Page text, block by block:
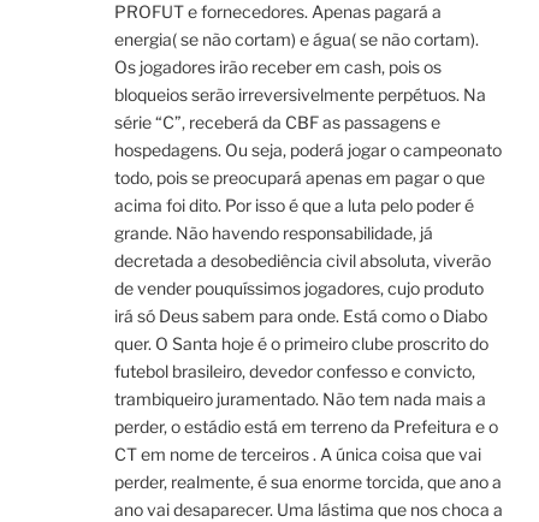
PROFUT e fornecedores. Apenas pagará a
energia( se não cortam) e água( se não cortam).
Os jogadores irão receber em cash, pois os
bloqueios serão irreversivelmente perpétuos. Na
série “C”, receberá da CBF as passagens e
hospedagens. Ou seja, poderá jogar o campeonato
todo, pois se preocupará apenas em pagar o que
acima foi dito. Por isso é que a luta pelo poder é
grande. Não havendo responsabilidade, já
decretada a desobediência civil absoluta, viverão
de vender pouquíssimos jogadores, cujo produto
irá só Deus sabem para onde. Está como o Diabo
quer. O Santa hoje é o primeiro clube proscrito do
futebol brasileiro, devedor confesso e convicto,
trambiqueiro juramentado. Não tem nada mais a
perder, o estádio está em terreno da Prefeitura e o
CT em nome de terceiros . A única coisa que vai
perder, realmente, é sua enorme torcida, que ano a
ano vai desaparecer. Uma lástima que nos choca a